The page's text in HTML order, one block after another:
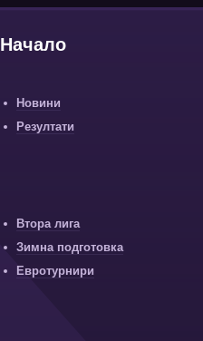
Начало
Новини
Резултати
Втора лига
Зимна подготовка
Евротурнири